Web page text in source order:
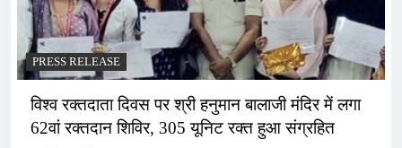
PRESS RELEASE
विश्व रक्तदाता दिवस पर श्री हनुमान बालाजी मंदिर में लगा
62वां रक्तदान शिविर, 305 यूनिट रक्त हुआ संग्रहित